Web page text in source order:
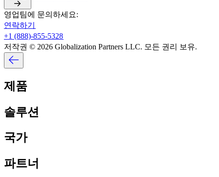
영업팀에 문의하세요:​​
연락하기​​
+1 (888)-855-5328​​
저작권 © 2026 Globalization Partners LLC. 모든 권리 보유.​​
제품​​
솔루션​​
국가​​
파트너​​